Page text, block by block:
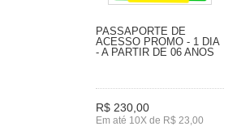
PASSAPORTE DE
ACESSO PROMO - 1 DIA
- A PARTIR DE 06 ANOS
R$ 230,00
Em até 10X de R$ 23,00